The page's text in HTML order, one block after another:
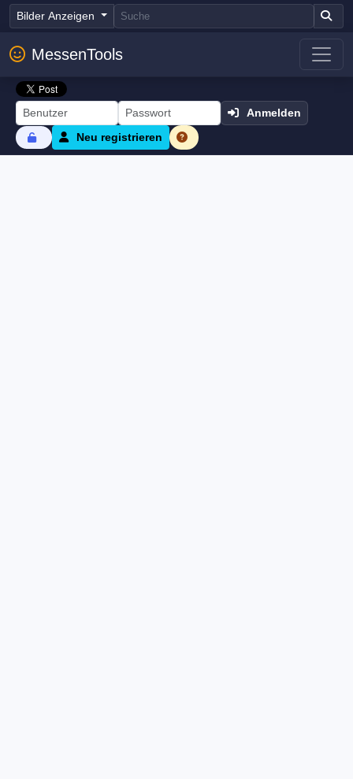
Bilder Anzeigen
MessenTools
Anmelden
Neu registrieren